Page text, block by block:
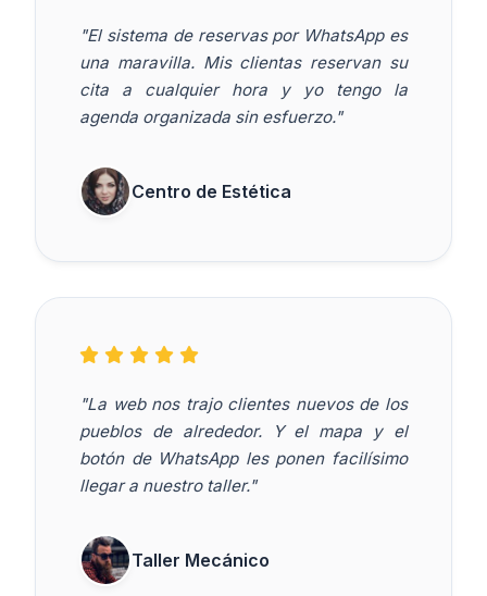
"El sistema de reservas por WhatsApp es
una maravilla. Mis clientas reservan su
cita a cualquier hora y yo tengo la
agenda organizada sin esfuerzo."
Centro de Estética
"La web nos trajo clientes nuevos de los
pueblos de alrededor. Y el mapa y el
botón de WhatsApp les ponen facilísimo
llegar a nuestro taller."
Taller Mecánico